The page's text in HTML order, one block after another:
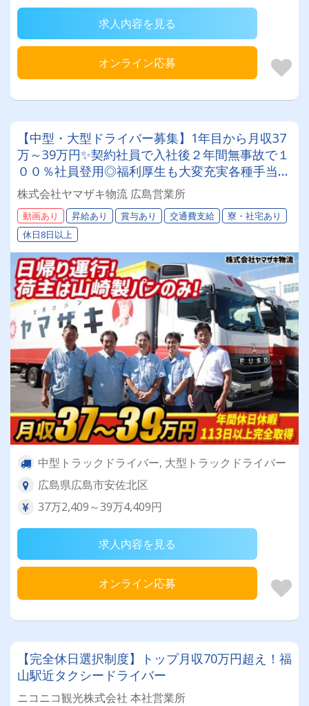
求人内容を見る
オンライン応募
【中型・大型ドライバー募集】1年目から月収37
万～39万円✨契約社員で入社後２年間無事故で１
００％社員登用◎福利厚生も大変充実各種手当が
豊富★年間休日１１３日以上完全取得★＼山崎製
パングループで安定勤務しませんか？／
株式会社ヤマザキ物流 広島営業所
動画あり 昇給あり 賞与あり 交通費支給
寮・社宅あり
休日8日以上
中型トラックドライバー, 大型トラックドライバー
広島県広島市安佐北区
37万2,409～39万4,409円
求人内容を見る
オンライン応募
【完全休日選択制度】トップ月収70万円超え！福
山駅近タクシードライバー
ニコニコ観光株式会社 本社営業所